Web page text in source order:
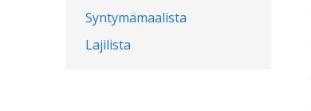
Syntymämaalista
Lajilista